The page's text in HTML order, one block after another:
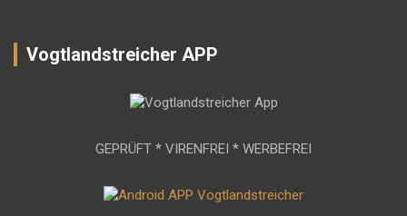
Vogtlandstreicher APP
GEPRÜFT * VIRENFREI * WERBEFREI